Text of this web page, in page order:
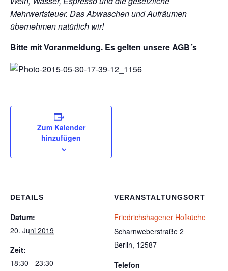
Mehrwertsteuer. Das Abwaschen und Aufräumen
übernehmen natürlich wir!
Bitte mitVoranmeldung. Es gelten unsereAGB´s
Zum Kalender
hinzufügen
DETAILS
Datum:
20. Juni 2019
Zeit:
18:30 - 23:30
VERANSTALTUNGSORT
Friedrichshagener Hofküche
Scharnweberstraße 2
Berlin, 12587
Telefon